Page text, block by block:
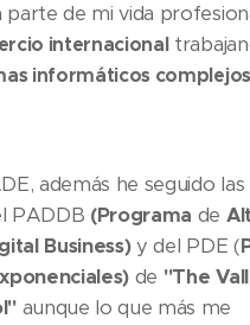
parte de mi vida
internacional
informáticos complejos
además he seguido las
PADDB (Programa de
Business)y del PDE (
de "The
aunque lo que más me